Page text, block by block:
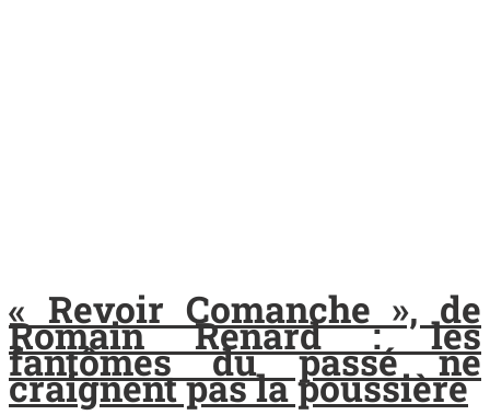
« Revoir Comanche », de
Romain Renard : les
fantômes du passé ne
craignent pas la poussière